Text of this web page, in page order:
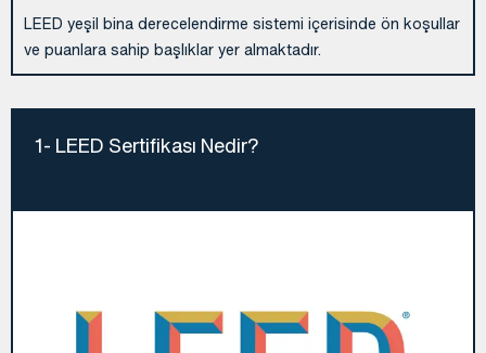
LEED yeşil bina derecelendirme sistemi içerisinde ön koşullar
ve puanlara sahip başlıklar yer almaktadır.
1- LEED Sertifikası Nedir?